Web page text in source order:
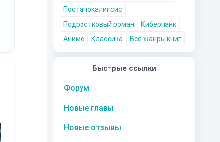
Постапокалипсис
Подростковый роман
Киберпанк
Аниме
Классика Все жанры книг
Быстрые ссылки
Форум
Новые главы
Новые отзывы